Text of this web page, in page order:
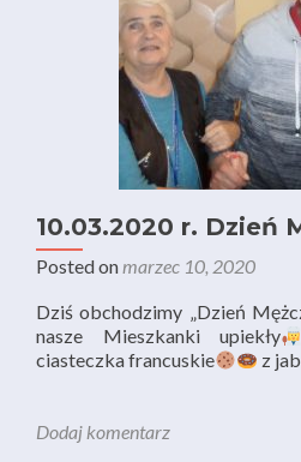
10.03.2020 r. Dzień
Posted onmarzec 10, 2020
Dziś obchodzimy „Dzień
nasze Mieszkanki upiekły
ciasteczka francuskie
z
Dodaj komentarz